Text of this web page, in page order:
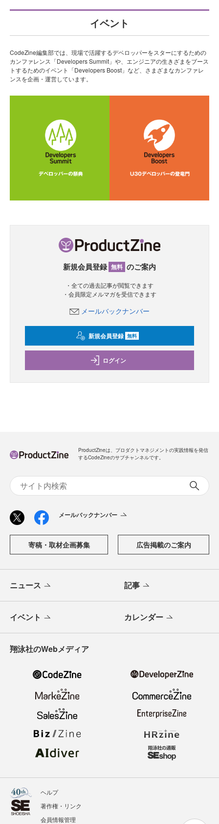
イベント
CodeZine編集部では、現場で活躍するデベロッパーをスターにするための
カンファレンス「Developers Summit」や、エンジニアの生きざまをブース
トするためのイベント「Developers Boost」など、さまざまなカンファレ
ンスを企画・運営しています。
新規会員登録 無料 のご案内
・全ての過去記事が閲覧できます
・会員限定メルマガを受信できます
メールバックナンバー
新規会員登録 無料
ログイン
ProductZineは、プロダクトマネジメントの実践情報を発信
するCodeZineのサブチャンネルです。
メールバックナンバー
寄稿・取材企画募集 広告掲載のご案内
ニュース 記事
イベント カレンダー
翔泳社のWebメディア
ヘルプ
著作権・リンク
会員情報管理